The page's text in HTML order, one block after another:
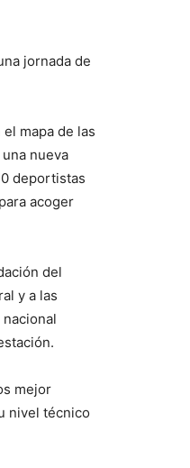
jornada de
mapa de las
nueva
deportistas
acoger
del
y a las
mejor
nivel técnico